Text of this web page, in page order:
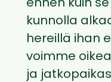
ennen kuin
kunnolla
hereillä ihan
voimme
ja